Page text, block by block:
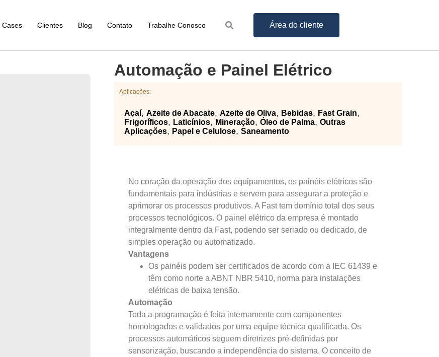
Cases Clientes Blog Contato Trabalhe Conosco Área do cliente
Automação e Painel Elétrico
Aplicações:
Açaí, Azeite de Abacate, Azeite de Oliva, Bebidas, Fast Grain,
Frigoríficos, Laticínios, Mineração, Óleo de Palma, Outras
Aplicações, Papel e Celulose, Saneamento
No coração da operação dos equipamentos, os painéis elétricos são
fundamentais para indústrias e servem para assegurar a proteção e
aprimorar os processos produtivos. A Fast tem domínio total dos seus
processos tecnológicos. O painel elétrico da empresa é montado
integralmente dentro da Fast, podendo ser seriado ou dedicado, de
simples operação ou automatizado.
Vantagens
Os painéis podem ser certificados de acordo com a IEC 61439 e
têm como norte a ABNT NBR 5410, norma para instalações
elétricas de baixa tensão.
Automação
Toda a programação é feita internamente com componentes
homologados e validados por uma equipe técnica qualificada. Os
processos automáticos seguem diretrizes pré-definidas por
sensorização, buscando a independência do sistema. O conceito de